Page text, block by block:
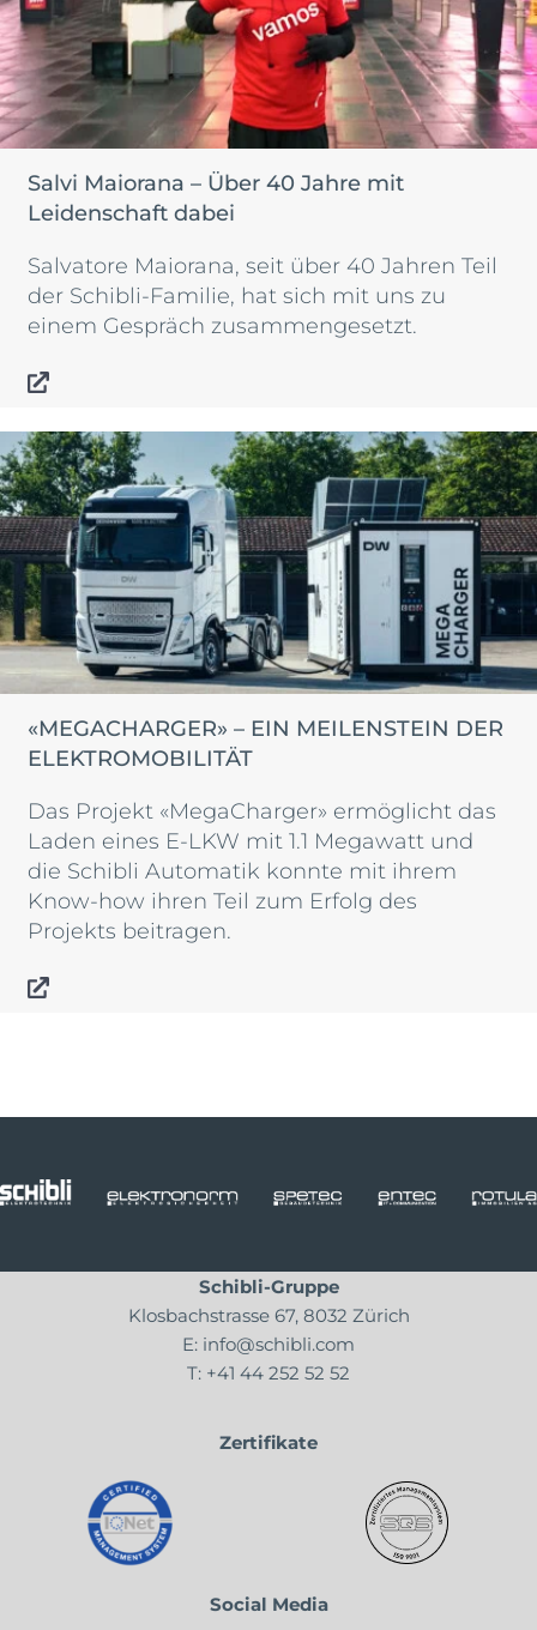
Salvi Maiorana – Über 40 Jahre mit
Leidenschaft dabei
Salvatore Maiorana, seit über 40 Jahren Teil
der Schibli-Familie, hat sich mit uns zu
einem Gespräch zusammengesetzt.
«MEGACHARGER» – EIN MEILENSTEIN DER
ELEKTROMOBILITÄT
Das Projekt «MegaCharger» ermöglicht das
Laden eines E-LKW mit 1.1 Megawatt und
die Schibli Automatik konnte mit ihrem
Know-how ihren Teil zum Erfolg des
Projekts beitragen.
Schibli-Gruppe
Klosbachstrasse 67, 8032 Zürich
E: info@schibli.com
T: +41 44 252 52 52
Zertifikate
Social Media